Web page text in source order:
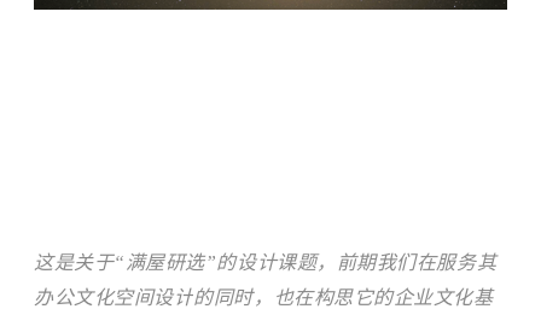
这是关于“满屋研选”的设计课题，前期我们在服务其
办公文化空间设计的同时，也在构思它的企业文化基